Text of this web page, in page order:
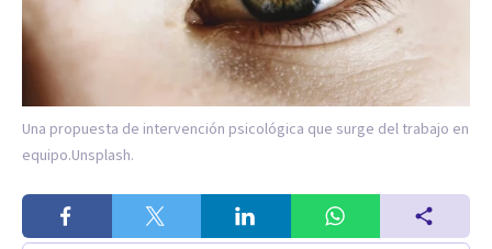
Una propuesta de intervención psicológica que surge del trabajo en
equipo.Unsplash.